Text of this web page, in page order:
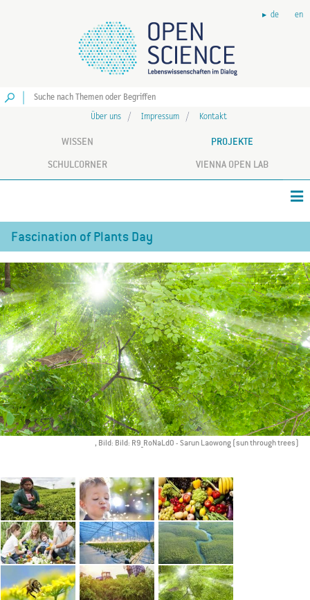
de en
Über uns Impressum Kontakt
WISSEN PROJEKTE
SCHULCORNER VIENNA OPEN LAB
Fascination of Plants Day
, Bild: Bild: R9_RoNaLdO - Sarun Laowong (sun through trees)